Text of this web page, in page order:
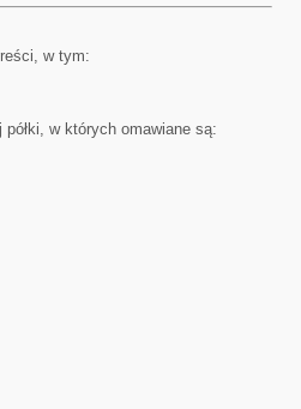
w tym:
w których omawiane są: